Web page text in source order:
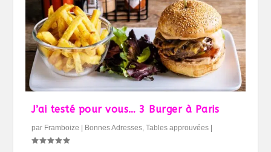
J’ai testé pour vous… 3 Burger à Paris
par Framboize Bonnes Adresses,Tables approuvées